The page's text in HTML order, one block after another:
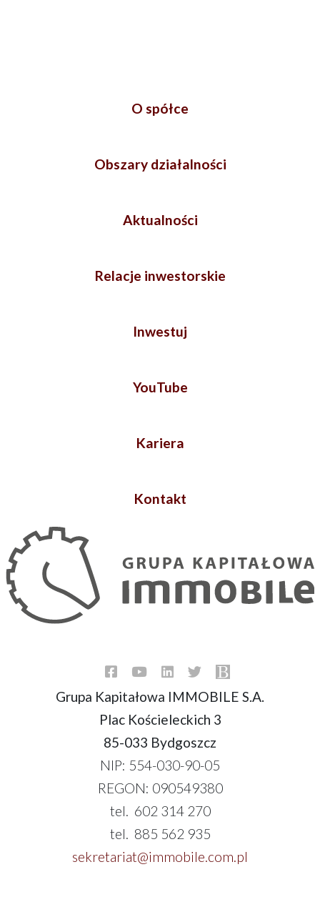
O spółce
Obszary działalności
Aktualności
Relacje inwestorskie
Inwestuj
YouTube
Kariera
Kontakt
Grupa Kapitałowa IMMOBILE S.A.
Plac Kościeleckich 3
85-033 Bydgoszcz
NIP: 554-030-90-05
REGON: 090549380
tel. 602 314 270
tel. 885 562 935
sekretariat@immobile.com.pl